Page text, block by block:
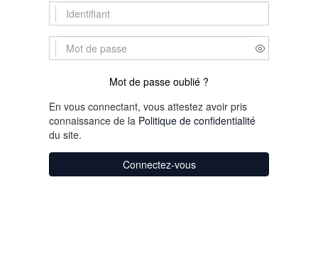
Mot de passe oublié ?
En vous connectant, vous attestez avoir pris
connaissance de la Politique de confidentialité
du site.
Connectez-vous